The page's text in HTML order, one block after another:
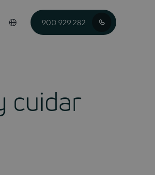
900 929 282
cuidar